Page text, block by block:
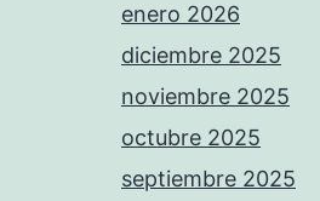
enero 2026
diciembre 2025
noviembre 2025
octubre 2025
septiembre 2025